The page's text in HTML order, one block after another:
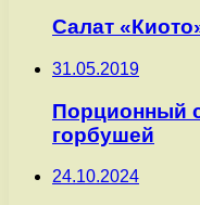
Салат
31.05.2019
Порционный
горбушей
24.10.2024